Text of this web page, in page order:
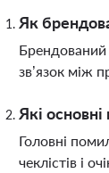
Як
Брендований
зв’язок між
Які
Головні
чеклістів і